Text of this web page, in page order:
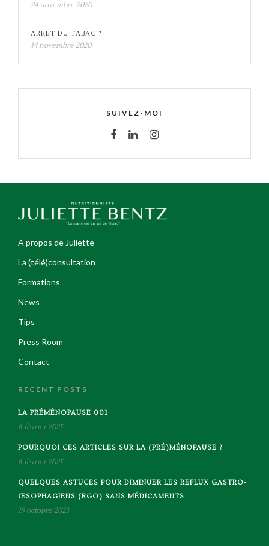
24 novembre 2020
ARRET DU TABAC ?
14 novembre 2020
SUIVEZ-MOI
A propos de Juliette
La (télé)consultation
Formations
News
Tips
Press Room
Contact
RECENT POSTS
LA PRÉMÉNOPAUSE 001
6 février 2025
POURQUOI CES ARTICLES SUR LA (PRÉ)MÉNOPAUSE ?
6 février 2025
QUELQUES ASTUCES POUR DIMINUER LES REFLUX GASTRO-
ŒSOPHAGIENS (RGO) SANS MÉDICAMENTS
19 octobre 2023